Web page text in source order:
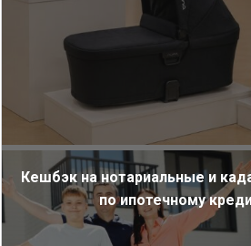
Кешбэк на нотариальные и
по ипотечному